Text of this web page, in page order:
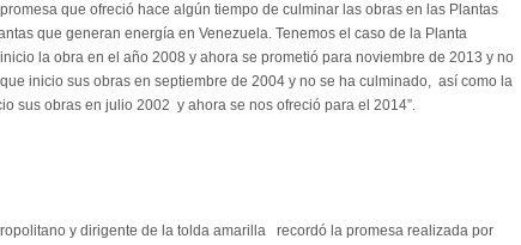
que ofreció hace algún tiempo de culminar las obras en las Plantas
que generan energía en Venezuela. Tenemos el caso de la Planta
la obra en el año 2008 y ahora se prometió para noviembre de 2013 y no
inicio sus obras en septiembre de 2004 y no se ha culminado, así como la
sus obras en julio 2002 y ahora se nos ofreció para el 2014”.
y dirigente de la tolda amarilla recordó la promesa realizada por